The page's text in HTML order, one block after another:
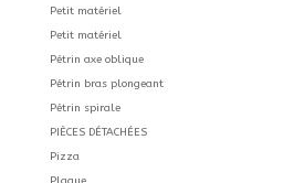
Petit matériel
Petit matériel
Pétrin axe oblique
Pétrin bras plongeant
Pétrin spirale
PIÈCES DÉTACHÉES
Pizza